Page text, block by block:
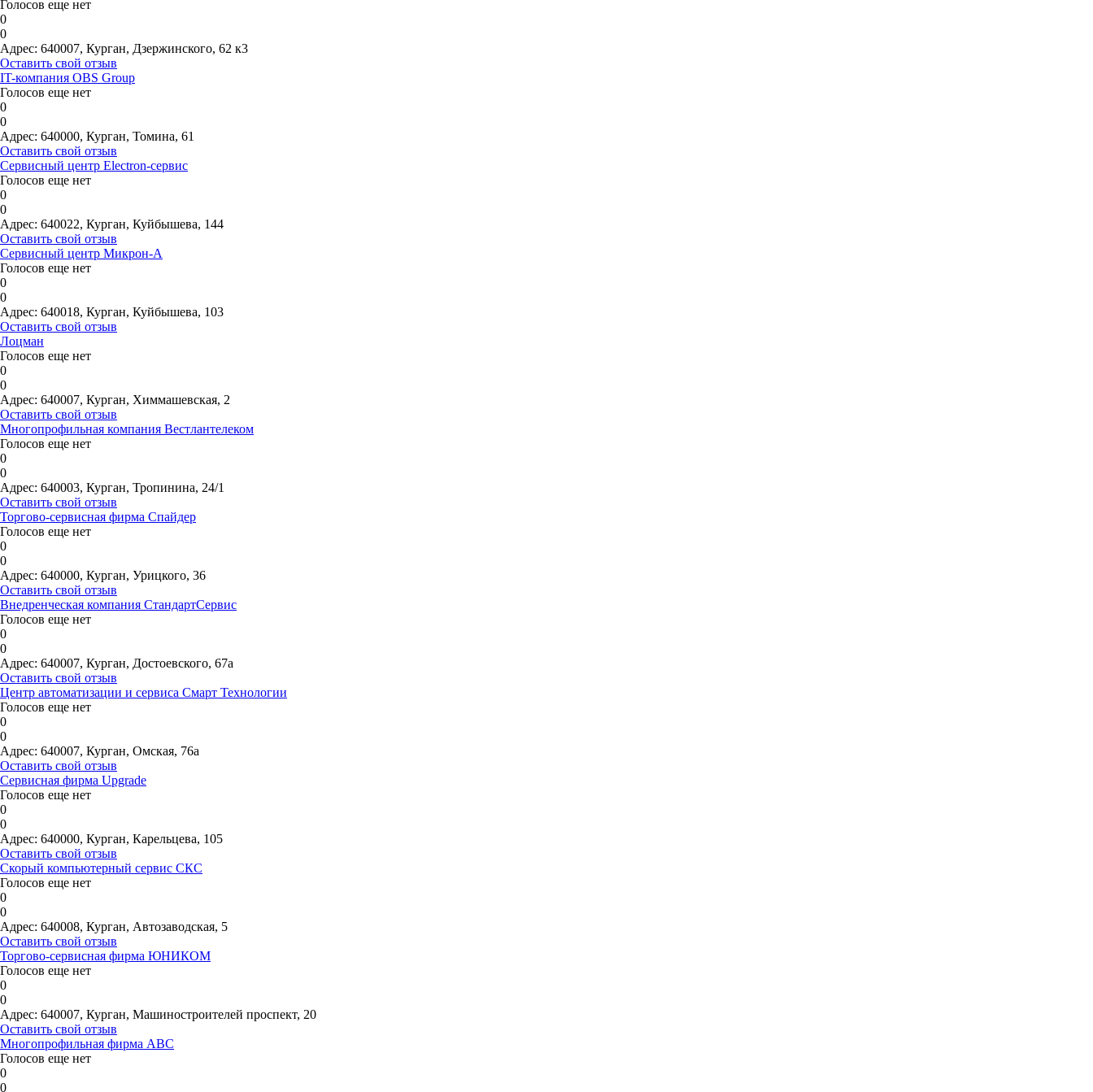
Голосов еще нет
0
0
Адрес: 640007, Курган, Дзержинского, 62 к3
Оставить свой отзыв
IT-компания OBS Group
Голосов еще нет
0
0
Адрес: 640000, Курган, Томина, 61
Оставить свой отзыв
Сервисный центр Electron-сервис
Голосов еще нет
0
0
Адрес: 640022, Курган, Куйбышева, 144
Оставить свой отзыв
Сервисный центр Микрон-А
Голосов еще нет
0
0
Адрес: 640018, Курган, Куйбышева, 103
Оставить свой отзыв
Лоцман
Голосов еще нет
0
0
Адрес: 640007, Курган, Химмашевская, 2
Оставить свой отзыв
Многопрофильная компания Вестлантелеком
Голосов еще нет
0
0
Адрес: 640003, Курган, Тропинина, 24/1
Оставить свой отзыв
Торгово-сервисная фирма Спайдер
Голосов еще нет
0
0
Адрес: 640000, Курган, Урицкого, 36
Оставить свой отзыв
Внедренческая компания СтандартСервис
Голосов еще нет
0
0
Адрес: 640007, Курган, Достоевского, 67а
Оставить свой отзыв
Центр автоматизации и сервиса Смарт Технологии
Голосов еще нет
0
0
Адрес: 640007, Курган, Омская, 76а
Оставить свой отзыв
Сервисная фирма Upgrade
Голосов еще нет
0
0
Адрес: 640000, Курган, Карельцева, 105
Оставить свой отзыв
Скорый компьютерный сервис СКС
Голосов еще нет
0
0
Адрес: 640008, Курган, Автозаводская, 5
Оставить свой отзыв
Торгово-сервисная фирма ЮНИКОМ
Голосов еще нет
0
0
Адрес: 640007, Курган, Машиностроителей проспект, 20
Оставить свой отзыв
Многопрофильная фирма АВС
Голосов еще нет
0
0